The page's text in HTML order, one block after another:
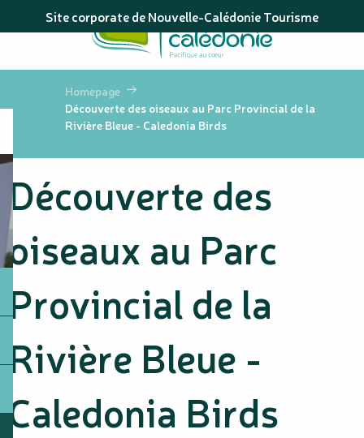
au
principal
Site corporate de Nouvelle-Calédonie Tourisme
Homepage
Découverte des oiseaux au Parc Provincial de la
Rivière Bleue - Caledonia Birds
Découverte des
oiseaux au Parc
Provincial de la
Rivière Bleue -
Caledonia Birds